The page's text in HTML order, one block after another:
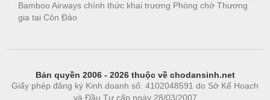
Bamboo Airways chính thức khai trương Phòng chờ Thương
gia tại Côn Đảo
Bản quyền 2006 - 2026 thuộc về chodansinh.net
Giấy phép đăng ký Kinh doanh số: 4102048591 do Sở Kế Hoạch
và Đầu Tư cấp ngày 28/03/2007